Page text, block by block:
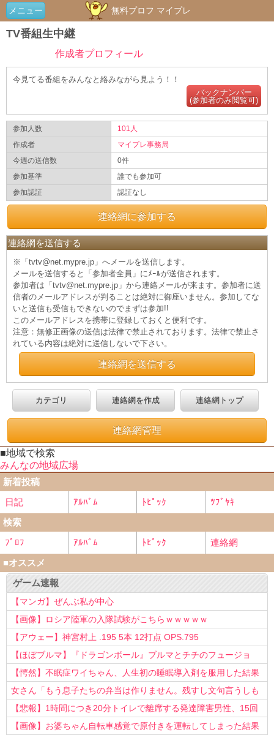
メニュー 無料プロフ マイプレ
TV番組生中継
作成者プロフィール
今見てる番組をみんなと絡みながら見よう！！
バックナンバー
(参加者のみ閲覧可)
参加人数
101人
作成者
マイプレ事務局
今週の送信数
0件
参加基準
誰でも参加可
参加認証
認証なし
連絡網に参加する
連絡網を送信する
※「tvtv@net.mypre.jp」へメールを送信します。
メールを送信すると「参加者全員」にﾒｰﾙが送信されます。
参加者は「tvtv@net.mypre.jp」から連絡メールが来ます。参加者に送
信者のメールアドレスが判ることは絶対に御座いません。参加してな
いと送信も受信もできないのでまずは参加!!
このメールアドレスを携帯に登録しておくと便利です。
注意：無修正画像の送信は法律で禁止されております。法律で禁止さ
れている内容は絶対に送信しないで下さい。
連絡網を送信する
カテゴリ 連絡網を作成 連絡網トップ
連絡網管理
■地域で検索
みんなの地域広場
新着投稿
日記
ｱﾙﾊﾞﾑ ﾄﾋﾟｯｸ
ﾂﾌﾞﾔｷ
検索
ﾌﾟﾛﾌ
ｱﾙﾊﾞﾑ ﾄﾋﾟｯｸ
連絡網
■オススメ
ゲーム速報
【マンガ】ぜんぶ私が中心
【画像】ロシア陸軍の入隊試験がこちらｗｗｗｗｗ
【アウェー】神宮村上 .195 5本 12打点 OPS.795
【ほぼブルマ】『ドラゴンボール』ブルマとチチのフュージョ
ン、クッソ可愛すぎるwwwwwww
【愕然】不眠症ワイちゃん、人生初の睡眠導入剤を服用した結果
ｗｗｗｗ
女さん「もう息子たちの弁当は作りません。残すし文句言うしも
う知らない！」
【悲報】1時間につき20分トイレで離席する発達障害男性、15回
以上転職を重ねてしまう
【画像】お婆ちゃん自転車感覚で原付きを運転してしまった結果